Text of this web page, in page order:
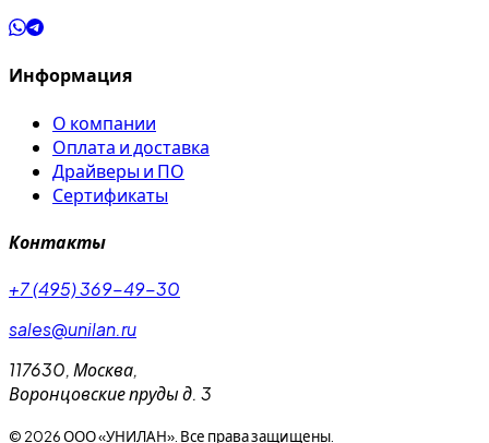
Информация
О компании
Оплата и доставка
Драйверы и ПО
Сертификаты
Контакты
+7 (495) 369-49-30
sales@unilan.ru
117630, Москва,
Воронцовские пруды д. 3
© 2026ООО «УНИЛАН». Все права защищены.